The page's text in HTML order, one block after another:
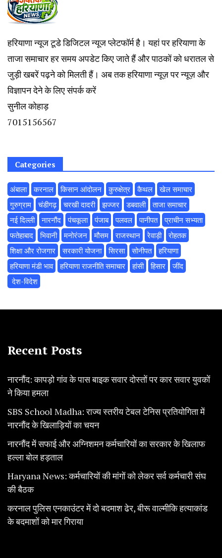
हरियाणा न्यूज टूडे डिजिटल न्यूज प्लेटफॉर्म है। यहां पर हरियाणा के
ताजा समाचार हर समय अपडेट किए जाते हैं और पाठकों को धरातल से
जुड़ी खबरें पढ़ने को मिलती हैं। अब तक हरियाणा न्यूज़ पर न्यूज़ और
विज्ञापन देने के लिए संपर्क करें
सुनील कोहाड़
7015156567
Categories
अंबाला करनाल किसान आंदोलन कुरुक्षेत्र कैथल
खेल समाचार
गुरुग्राम
चंडीगढ़ चरखी दादरी झज्जर डबवाली
ताजा समाचार
नई दिल्ली
नारनौंद पंचकूला पंजाब पलवल पानीपत
प्राचीन सभ्यता
फतेहाबाद
भिवानी मनोरंजन मौसम राजस्थान रेवाड़ी
रोहतक
शिक्षा और रोजगार
सरकारी योजना सिरसा सोनीपत
हरियाणा
हरियाणा मंडी भाव
हरियाणा राजनीति समाचार हांसी हिसार
‌जींद
‌ देश-विदेश
Recent Posts
नारनौंद: कापड़ो गांव के पास बाइक सवार दोस्तों पर कार सवार युवकों
ने किया हमला
SBS School Madha: राज्य स्तरीय टेबल टेनिस प्रतियोगिता में
नारनौंद के खिलाड़ियों का चयन
नारनौंद में सफाई और अग्निशमन कर्मचारियों का सरकार के खिलाफ
हल्ला बोल हड़ताल
Haryana News: कर्मचारियों की मांगों को लेकर सर्व कर्मचारी संघ
की बैठक
करनाल पुलिस एनकाउंटर में दो बदमाश ढेर, बीरू वाल्मीकि हत्याकांड
के बदमाशों को मार गिराया